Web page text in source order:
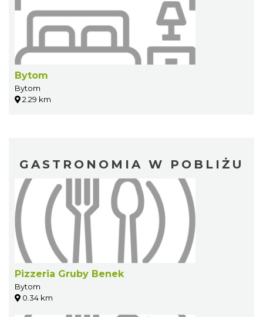
Bytom
Bytom
2.29 km
GASTRONOMIA W POBLIŻU
Pizzeria Gruby Benek
Bytom
0.34 km